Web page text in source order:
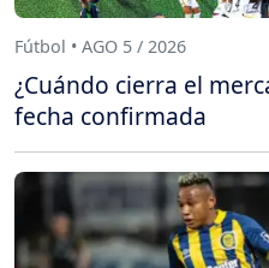
Fútbol • AGO 5 / 2026
¿Cuándo cierra el
fecha confirmada